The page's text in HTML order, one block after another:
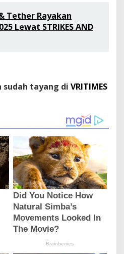
Tether Rayakan
Lewat STRIKES AND
sudah tayang di VRITIMES